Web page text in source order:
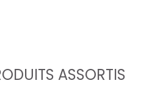
ASSORTIS